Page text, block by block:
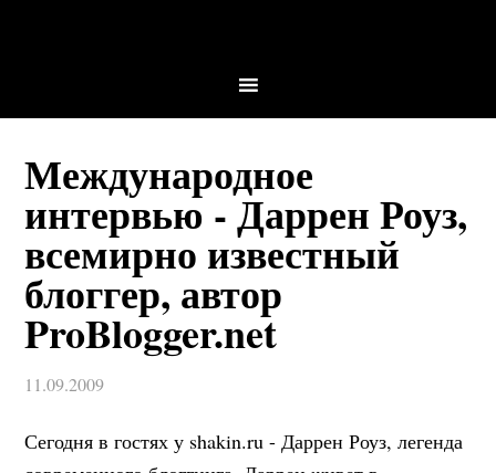
Международное
интервью - Даррен Роуз,
всемирно известный
блоггер, автор
ProBlogger.net
11.09.2009
Сегодня в гостях у shakin.ru - Даррен Роуз, легенда